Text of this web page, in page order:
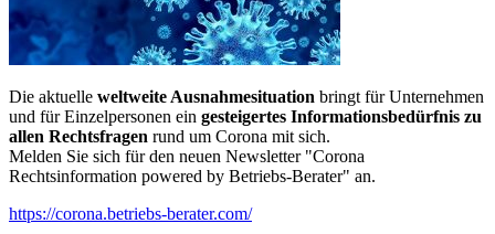
Die aktuelle weltweite Ausnahmesituation bringt für Unternehmen
und für Einzelpersonen ein gesteigertes Informationsbedürfnis zu
allen Rechtsfragen rund um Corona mit sich.
Melden Sie sich für den neuen Newsletter "Corona
Rechtsinformation powered by Betriebs-Berater" an.
https://corona.betriebs-berater.com/